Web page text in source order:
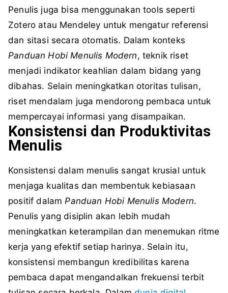
Penulis juga bisa menggunakan tools seperti
Zotero atau Mendeley untuk mengatur referensi
dan sitasi secara otomatis. Dalam konteks
Panduan Hobi Menulis Modern, teknik riset
menjadi indikator keahlian dalam bidang yang
dibahas. Selain meningkatkan otoritas tulisan,
riset mendalam juga mendorong pembaca untuk
mempercayai informasi yang disampaikan.
Konsistensi dan Produktivitas
Menulis
Konsistensi dalam menulis sangat krusial untuk
menjaga kualitas dan membentuk kebiasaan
positif dalam Panduan Hobi Menulis Modern.
Penulis yang disiplin akan lebih mudah
meningkatkan keterampilan dan menemukan ritme
kerja yang efektif setiap harinya. Selain itu,
konsistensi membangun kredibilitas karena
pembaca dapat mengandalkan frekuensi terbit